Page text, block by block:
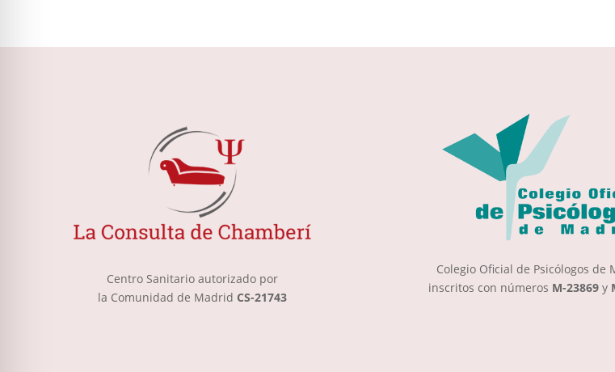
Centro Sanitario autorizado por
la Comunidad de Madrid CS-21743
Colegio Oficial de Psicólogos de
inscritos con números M-23869 y